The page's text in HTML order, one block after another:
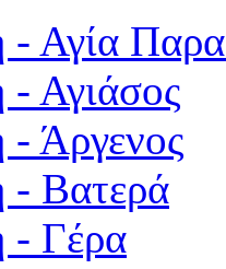
- Αγία
Αγιάσος
- Άργενος
- Βατερά
- Γέρα